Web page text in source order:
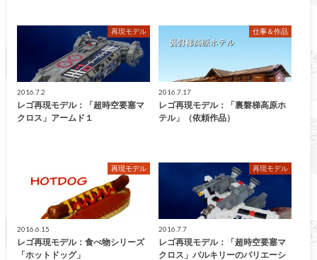
再現モデル
2016.7.2
レゴ再現モデル：「超時空要塞マ
クロス」アームド１
仕事＆作品
2016.7.17
レゴ再現モデル：「裏磐梯高原ホ
テル」（依頼作品）
再現モデル
2016.6.15
レゴ再現モデル：食べ物シリーズ
「ホットドッグ」
再現モデル
2016.7.7
レゴ再現モデル：「超時空要塞マ
クロス」バルキリーのバリエーシ